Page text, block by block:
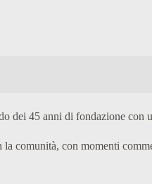
dei 45 anni di fondazione con
comunità, con momenti